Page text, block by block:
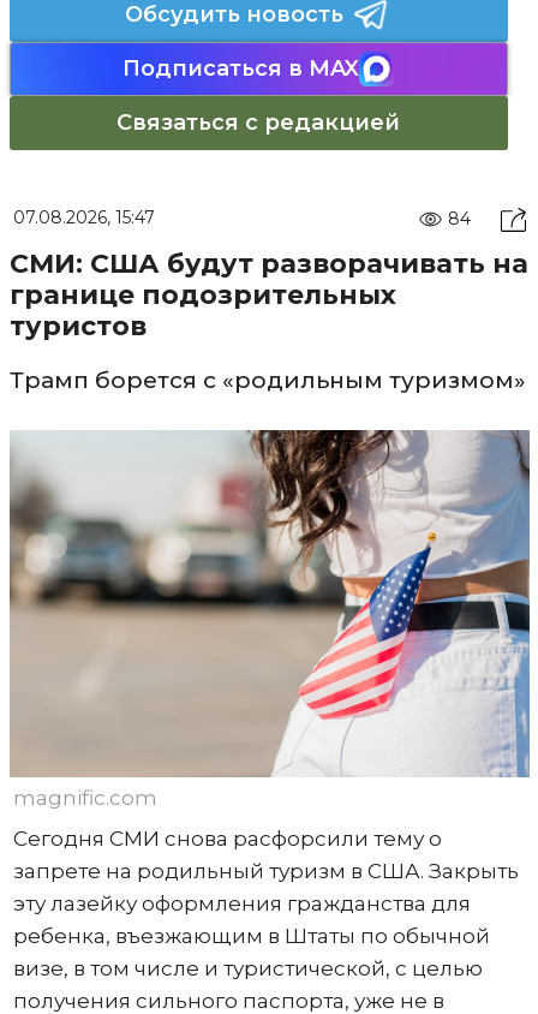
Обсудить новость
Подписаться в MAX
Связаться с редакцией
07.08.2026, 15:47 84
СМИ: США будут разворачивать на
границе подозрительных
туристов
Трамп борется с «родильным туризмом»
magnific.com
Сегодня СМИ снова расфорсили тему о
запрете на родильный туризм в США. Закрыть
эту лазейку оформления гражданства для
ребенка, въезжающим в Штаты по обычной
визе, в том числе и туристической, с целью
получения сильного паспорта, уже не в